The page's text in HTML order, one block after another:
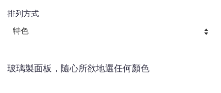
排列方式
玻璃製面板，隨心所欲地選任何顏色